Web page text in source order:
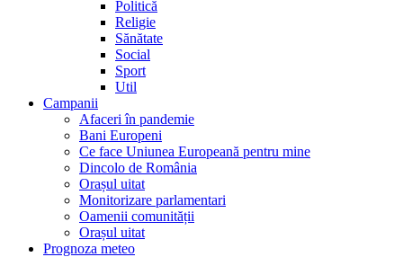
Politică
Religie
Sănătate
Social
Sport
Util
Campanii
Afaceri în pandemie
Bani Europeni
Ce face Uniunea Europeană pentru mine
Dincolo de România
Orașul uitat
Monitorizare parlamentari
Oamenii comunității
Orașul uitat
Prognoza meteo